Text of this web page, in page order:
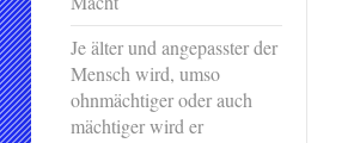
Je älter und angepasster der
Mensch wird, umso
ohnmächtiger oder auch
mächtiger wird er